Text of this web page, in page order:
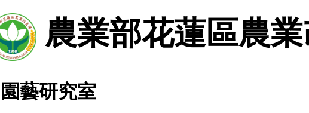
農業部花蓮區農
園藝研究室